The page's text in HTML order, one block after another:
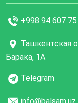
+998 94 607 75
Ташкентская
Барака, 1А
Telegram
info@balsam.uz